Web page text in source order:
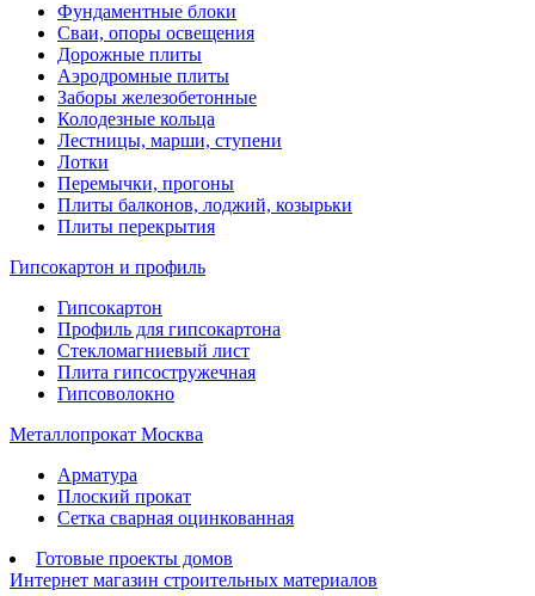
Фундаментные блоки
Сваи, опоры освещения
Дорожные плиты
Аэродромные плиты
Заборы железобетонные
Колодезные кольца
Лестницы, марши, ступени
Лотки
Перемычки, прогоны
Плиты балконов, лоджий, козырьки
Плиты перекрытия
Гипсокартон и профиль
Гипсокартон
Профиль для гипсокартона
Стекломагниевый лист
Плита гипсостружечная
Гипсоволокно
Металлопрокат Москва
Арматура
Плоский прокат
Сетка сварная оцинкованная
Готовые проекты домов
Интернет магазин строительных материалов